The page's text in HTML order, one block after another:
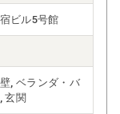
ビル5号館
, ベランダ・バ
玄関